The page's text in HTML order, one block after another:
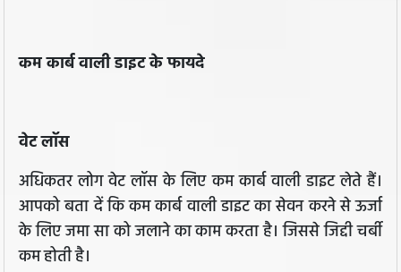
कम कार्ब वाली डाइट के फायदे
वेट लॉस
अधिकतर लोग वेट लॉस के लिए कम कार्ब वाली डाइट लेते हैं।
आपको बता दें कि कम कार्ब वाली डाइट का सेवन करने से ऊर्जा
के लिए जमा सा को जलाने का काम करता है। जिससे जिद्दी चर्बी
कम होती है।